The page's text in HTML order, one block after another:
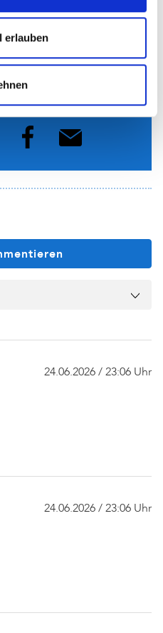
erlauben
Kolleginnen und Kollegen:
24.06.2026 / 23:06 Uhr
24.06.2026 / 23:06 Uhr